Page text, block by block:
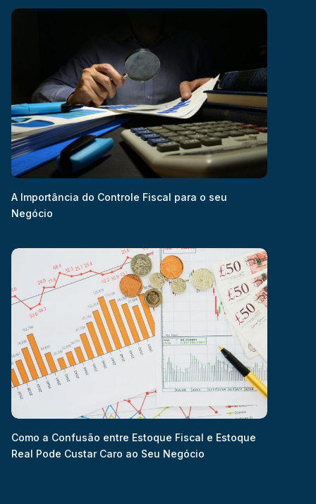
A Importância do Controle Fiscal para o seu
Negócio
Como a Confusão entre Estoque Fiscal e Estoque
Real Pode Custar Caro ao Seu Negócio